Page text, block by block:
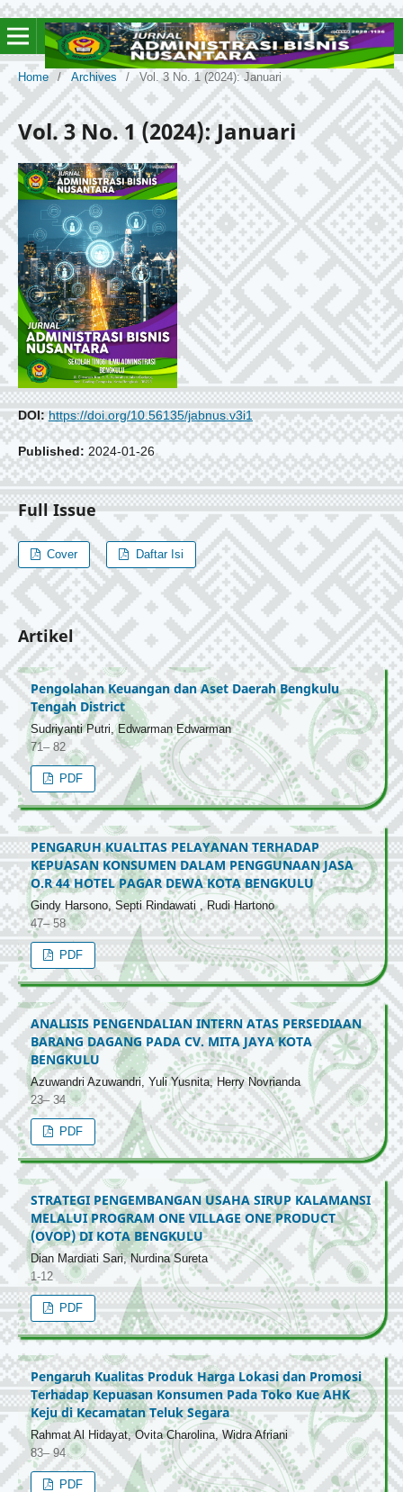
Home / Archives / Vol. 3 No. 1 (2024): Januari
Vol. 3 No. 1 (2024): Januari
DOI:https://doi.org/10.56135/jabnus.v3i1
Published: 2024-01-26
Full Issue
Cover Daftar Isi
Artikel
Pengolahan Keuangan dan Aset Daerah Bengkulu
Tengah District
Sudriyanti Putri, Edwarman Edwarman
71– 82
PDF
PENGARUH KUALITAS PELAYANAN TERHADAP
KEPUASAN KONSUMEN DALAM PENGGUNAAN JASA
O.R 44 HOTEL PAGAR DEWA KOTA BENGKULU
Gindy Harsono, Septi Rindawati , Rudi Hartono
47– 58
PDF
ANALISIS PENGENDALIAN INTERN ATAS PERSEDIAAN
BARANG DAGANG PADA CV. MITA JAYA KOTA
BENGKULU
Azuwandri Azuwandri, Yuli Yusnita, Herry Novrianda
23– 34
PDF
STRATEGI PENGEMBANGAN USAHA SIRUP KALAMANSI
MELALUI PROGRAM ONE VILLAGE ONE PRODUCT
(OVOP) DI KOTA BENGKULU
Dian Mardiati Sari, Nurdina Sureta
1-12
PDF
Pengaruh Kualitas Produk Harga Lokasi dan Promosi
Terhadap Kepuasan Konsumen Pada Toko Kue AHK
Keju di Kecamatan Teluk Segara
Rahmat Al Hidayat, Ovita Charolina, Widra Afriani
83– 94
PDF